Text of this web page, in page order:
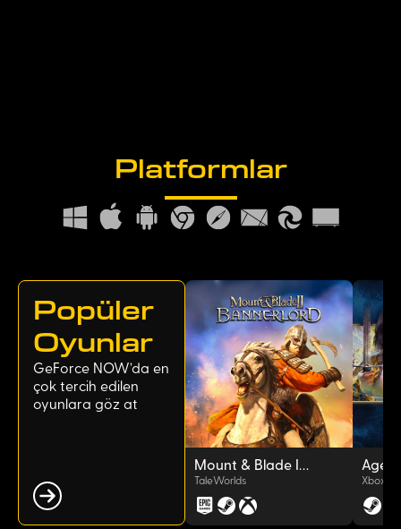
Platformlar
Popüler
Oyunlar
GeForce NOW'da en
çok tercih edilen
oyunlara göz at
Mount & Blade II: Bannerlord
TaleWorlds Xbox